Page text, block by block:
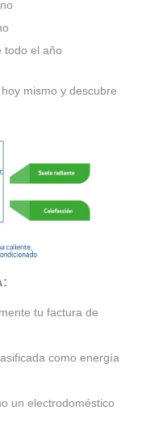
todo el año
mismo y descubre
tu factura de
como energía
un electrodoméstico